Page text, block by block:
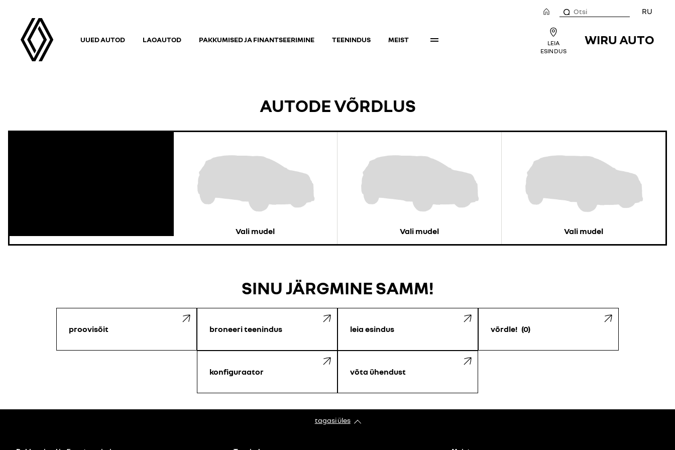
LEIA
ESINDUS
WIRU AUTO
UUED AUTOD LAOAUTOD PAKKUMISED JA FINANTSEERIMINE TEENINDUS MEIST
RU
AUTODE VÕRDLUS
Vali mudel Vali mudel Vali mudel
SINU JÄRGMINE SAMM!
proovisõit broneeri teenindus leia esindus võrdle! 0
konfiguraator võta ühendust
tagasi üles